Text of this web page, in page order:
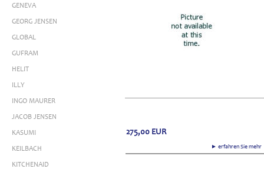
GENEVA
GEORG JENSEN
GLOBAL
GUFRAM
HELIT
ILLY
INGO MAURER
JACOB JENSEN
KASUMI
KEILBACH
KITCHENAID
► erfahren Sie
275,00 EUR